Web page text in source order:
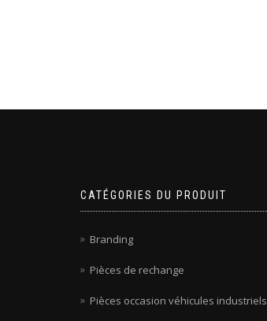
CATÉGORIES DU PRODUIT
Branding
Pièces de rechange
Pièces occasion véhicules industriels